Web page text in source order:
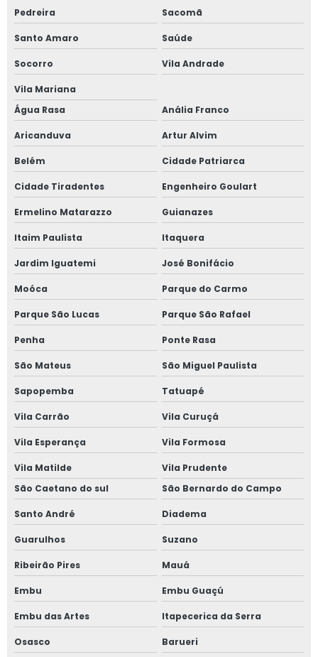
Janela de alumínio anti ruído com vidro duplo
Janela de alumínio anti ruído com vidro fumê
Janela de alumínio sob medida
Janela de alumínio sobreposta
Janela de alumínio sobreposta em são paulo
Janela de alumínio sobreposta em sp
Janela em aluminio vidro duplo
Janela anti barulho
Janela anti barulho para residências
Janela anti ruído sobrepor
Janela anti ruído de sobrepor slim
Janela anti ruído sobreposta
Janela anti ruido sp
Janela anti som
Janela para casas de alto padrão
Janela de correr 2 folhas
Janela de correr 2 folhas alumínio
Janela de correr 3 folhas
Janela de correr 4 folhas
Janela de correr para quarto
Janela fixa vidro duplo
Pedreira Sacomã
Santo Amaro Saúde
Socorro Vila Andrade
Vila Mariana
Água Rasa
Anália Franco
Aricanduva Artur Alvim
Belém Cidade Patriarca
Cidade Tiradentes Engenheiro Goulart
Ermelino Matarazzo Guianazes
Itaim Paulista Itaquera
Jardim Iguatemi José Bonifácio
Moóca Parque do Carmo
Parque São Lucas Parque São Rafael
Penha Ponte Rasa
São Mateus São Miguel Paulista
Sapopemba Tatuapé
Vila Carrão Vila Curuçá
Vila Esperança Vila Formosa
Vila Matilde
Vila Prudente
São Caetano do sul
São Bernardo do Campo
Santo André Diadema
Guarulhos Suzano
Ribeirão Pires Mauá
Embu Embu Guaçú
Embu das Artes Itapecerica da Serra
Osasco Barueri